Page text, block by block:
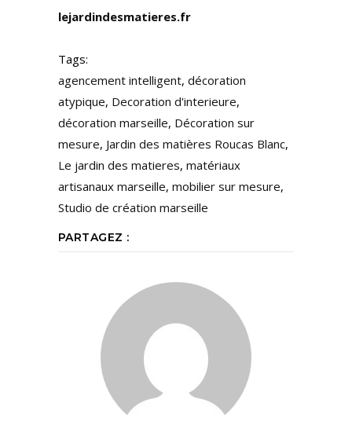
lejardindesmatieres.fr
Tags:
agencement intelligent, décoration
atypique, Decoration d'interieure,
décoration marseille, Décoration sur
mesure, Jardin des matières Roucas Blanc,
Le jardin des matieres, matériaux
artisanaux marseille, mobilier sur mesure,
Studio de création marseille
PARTAGEZ :